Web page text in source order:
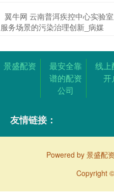
翼牛网 云南普洱疾控中心实验
服务场景的污染治理创新_病媒
景盛配资
最安全靠
谱的配资
公司
线上
开
友情链接：
Powered by 景盛配资
Copyright